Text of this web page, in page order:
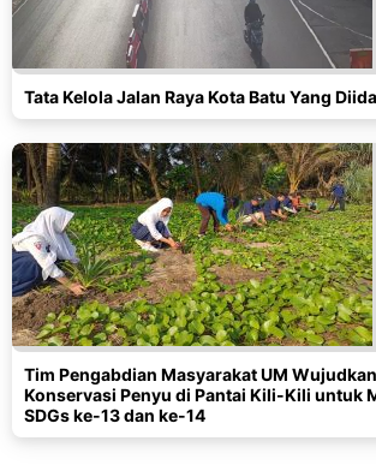
Tata Kelola Jalan Raya Kota Batu Yang
Tim Pengabdian Masyarakat UM
Konservasi Penyu di Pantai Kili-Kili untuk
SDGs ke-13 dan ke-14